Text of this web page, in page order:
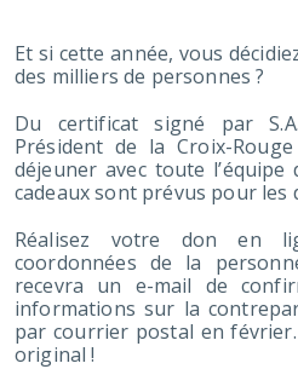
Et si cette année, vous
des milliers de personnes ?
Du certificat signé par
Président de la Croix-
déjeuner avec toute
cadeaux sont prévus pour les
Réalisez votre don en
coordonnées de la
recevra un e-mail de
informations sur la
par courrier postal en
original !